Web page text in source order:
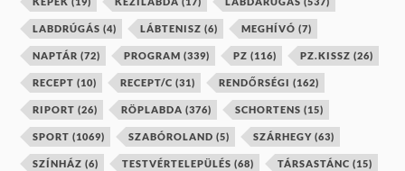
LABDRÚGÁS (4) LÁBTENISZ (6) MEGHÍVÓ (7)
NAPTÁR (72) PROGRAM (339) PZ (116) PZ.KISSZ (26)
RECEPT (10) RECEPT/C (31) RENDŐRSÉGI (162)
RIPORT (26) RÖPLABDA (376) SCHORTENS (15)
SPORT (1069) SZABÓROLAND (5) SZÁRHEGY (63)
SZÍNHÁZ (6) TESTVÉRTELEPÜLÉS (68) TÁRSASTÁNC (15)